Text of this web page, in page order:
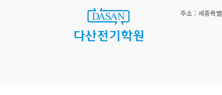
주소 : 세종특